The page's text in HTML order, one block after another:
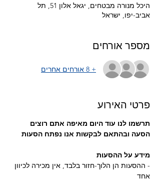
היכל מנורה מבטחים, יגאל אלון 51, תל
אביב-יפו, ישראל
מספר אורחים
+ 8 אורחים אחרים
פרטי האירוע
תרשמו לנו עוד היום מאיפה אתם רוצים
הסעה ובהתאם לבקשות אנו נפתח הסעות
מידע על ההסעות
- ההסעות הן הלוך-חזור בלבד, אין מכירה לכיוון
אחד